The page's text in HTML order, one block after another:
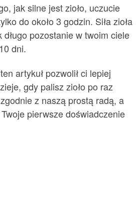
jak silne jest zioło, uczucie
do około 3 godzin. Siła zioła
pozostanie w twoim ciele
dni.
artykuł pozwolił ci lepiej
gdy palisz zioło po raz
z naszą prostą radą, a
pierwsze doświadczenie